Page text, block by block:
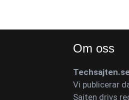
Om oss
Vi publicerar
Sajten drivs